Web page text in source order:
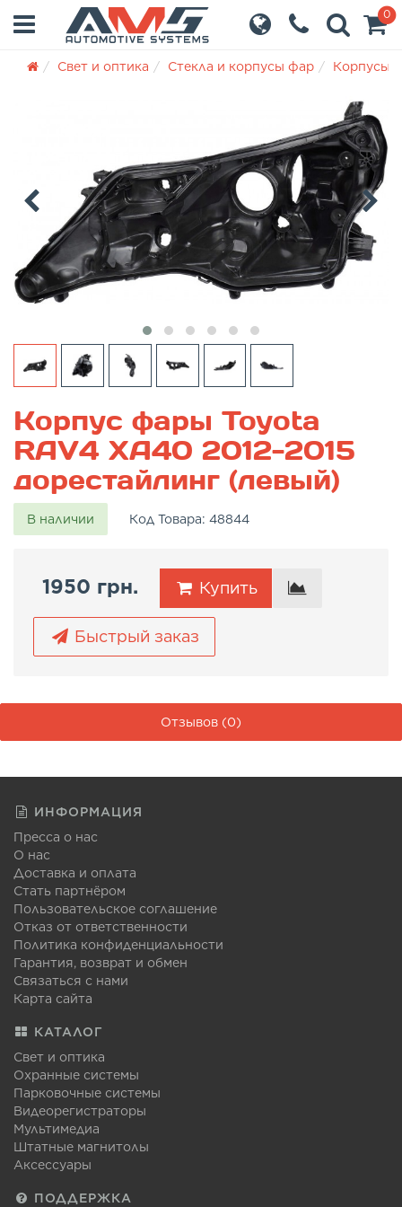
0
Свет и оптика Стекла и корпусы фар Корпусы
Корпус фары Toyota
RAV4 XA40 2012-2015
дорестайлинг (левый)
В наличии Код Товара: 48844
1950 грн. Купить
Быстрый заказ
Отзывов (0)
ИНФОРМАЦИЯ
Пресса о нас
О нас
Доставка и оплата
Стать партнёром
Пользовательское соглашение
Отказ от ответственности
Политика конфиденциальности
Гарантия, возврат и обмен
Связаться с нами
Карта сайта
КАТАЛОГ
Свет и оптика
Охранные системы
Парковочные системы
Видеорегистраторы
Мультимедиа
Штатные магнитолы
Аксессуары
ПОДДЕРЖКА